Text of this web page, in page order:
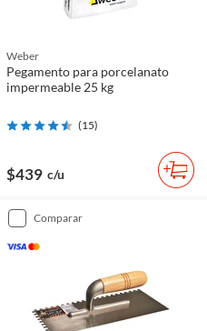
Weber
Pegamento para porcelanato
impermeable 25 kg
(15)
$439 c/u
comparar